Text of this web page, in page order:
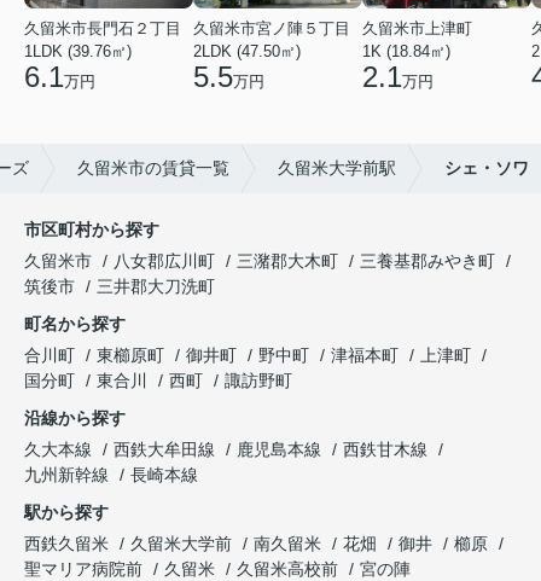
久留米市長門石２丁目
1LDK (39.76㎡)
6.1万円
久留米市宮ノ陣５丁目
2LDK (47.50㎡)
5.5万円
久留米市上津町
1K (18.84㎡)
2.1万円
ズ 久留米市の賃貸一覧 久留米大学前駅 シェ・ソワ
市区町村から探す
久留米市
八女郡広川町 三潴郡大木町
三養基郡みやき町
筑後市
三井郡大刀洗町
町名から探す
合川町
東櫛原町 御井町 野中町 津福本町
上津町
国分町
東合川 西町
諏訪野町
沿線から探す
久大本線
西鉄大牟田線 鹿児島本線
西鉄甘木線
九州新幹線
長崎本線
駅から探す
西鉄久留米
久留米大学前 南久留米 花畑 御井
櫛原
聖マリア病院前
久留米 久留米高校前 宮の陣